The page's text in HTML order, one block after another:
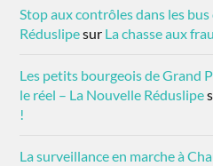
Stop aux contrôles dans les
Réduslipesur La chasse aux
Les petits bourgeois de Grand
le réel – La Nouvelle Réduslipe
!
La surveillance en marche à